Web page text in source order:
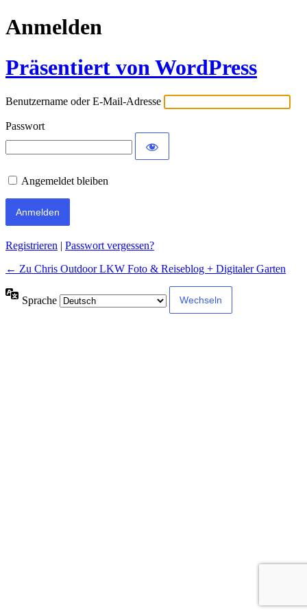
Anmelden
Präsentiert von WordPress
Benutzername oder E-Mail-Adresse
Passwort
Angemeldet bleiben
Alternative:
Registrieren | Passwort vergessen?
← Zu Chris Outdoor LKW Foto & Reiseblog + Digitaler Garten
Sprache